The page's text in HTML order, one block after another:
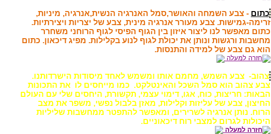
כתום - צבע השמחה והאושר,סמל האנרגיה הנשית,אנרגיה, מיניות,
זרימה-גמישות. צבע מעורר אנרגיה מינית, צבע של יצריות ויצירתיות.
כתום מאפשר לנו ליצור איזון בין הגוף הפיסי לגוף הרוחני משחרר
מחשבות ורגשות ונותן את יכולת לגוף לנוע בקלילות. מפיג דיכאון. כתום
הוא גם צבע של למידה והתנסות.
חזרה למעלה
צהוב- צבע השמש, מחמם אותו ומשמש לאחד מיסודות הישרדותנו.
צבע צהוב הוא סמל השכל והאינטלקט. כמו מייחסים לו את התכונות
הבאות: חריצות, כוח, אגו, דימוי עצמי, תקשורת, היחסים שלי עם העולם
החיצון, צבע של עליזות וקלילות, מאזן בלבול נפשי, משפר את מצב
הרוח. נותן אנרגיה לשרירים, ומאפשר להתפטר ממחשבות שליליות
היכולות לגרום למצבי רוח דיכאוניים.
חזרה למעלה